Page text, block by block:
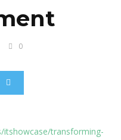
0
transforming-